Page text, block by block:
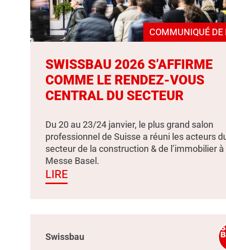
COMMUNIQUÉ DE
SWISSBAU 2026 S’AFFIRME
COMME LE RENDEZ-VOUS
CENTRAL DU SECTEUR
Du 20 au 23/24 janvier, le plus grand salon
professionnel de Suisse a réuni les acteurs
secteur de la construction & de l’immobilier à
Messe Basel.
LIRE
Swissbau